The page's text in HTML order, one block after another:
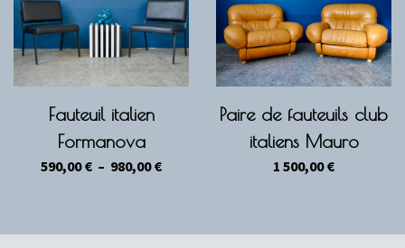
Fauteuil italien
Formanova
590,00€ – 980,00€Plage
Paire de fauteuils club
italiens Mauro
1 500,00€